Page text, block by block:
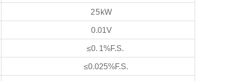
25kW
0.01V
≤0. 1%F.S.
≤0.025%F.S.